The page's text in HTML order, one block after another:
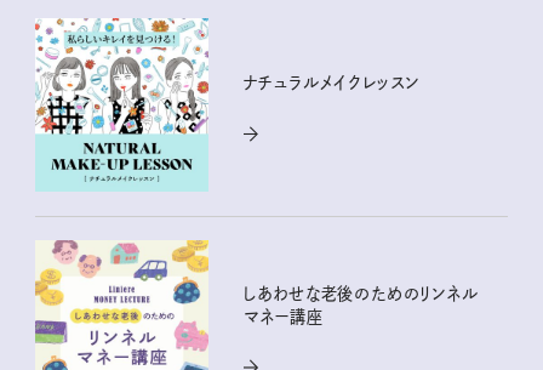
ナチュラルメイクレッスン
しあわせな老後のためのリンネル
マネー講座